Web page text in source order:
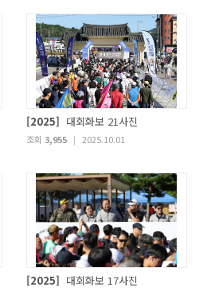
[2025] 대회화보 21사진
조회 3,955 | 2025.10.01
[2025] 대회화보 17사진